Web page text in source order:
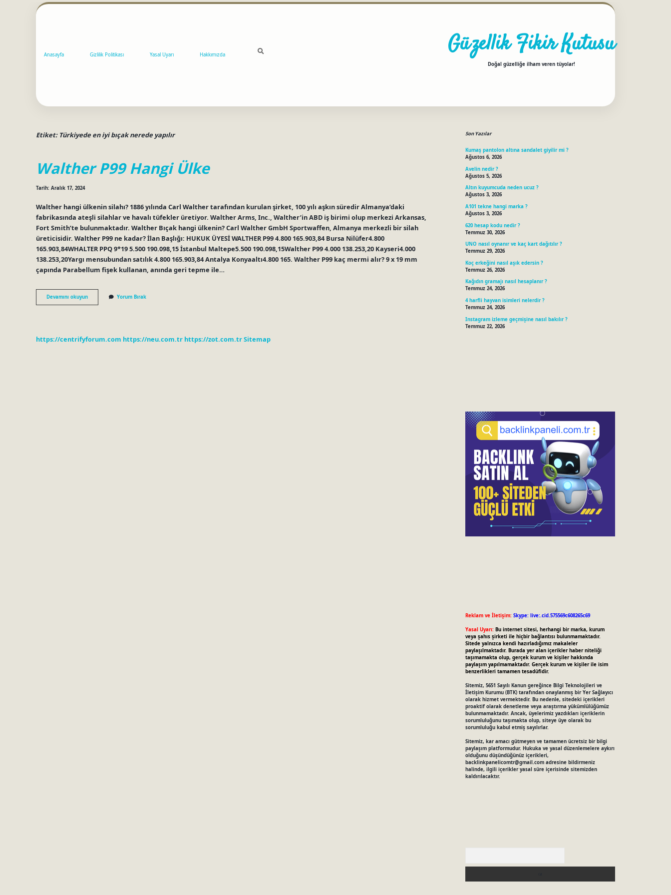
Anasayfa Gizlilik Politikası Yasal Uyarı Hakkımızda Güzellik Fikir Kutusu
Doğal güzelliğe ilham veren tüyolar!
Etiket: Türkiyede en iyi bıçak nerede yapılır
Walther P99 Hangi Ülke
Tarih: Aralık 17, 2024
Walther hangi ülkenin silahı? 1886 yılında Carl Walther tarafından kurulan şirket, 100 yılı aşkın süredir Almanya’daki
fabrikasında ateşli silahlar ve havalı tüfekler üretiyor. Walther Arms, Inc., Walther’in ABD iş birimi olup merkezi Arkansas,
Fort Smith’te bulunmaktadır. Walther Bıçak hangi ülkenin? Carl Walther GmbH Sportwaffen, Almanya merkezli bir silah
üreticisidir. Walther P99 ne kadar? İlan Başlığı: HUKUK ÜYESİ WALTHER P99 4.800 165.903,84 Bursa Nilüfer4.800
165.903,84WHALTER PPQ 9*19 5.500 190.098,15 İstanbul Maltepe5.500 190.098,15Walther P99 4.000 138.253,20 Kayseri4.000
138.253,20Yargı mensubundan satılık 4.800 165.903,84 Antalya Konyaaltı4.800 165. Walther P99 kaç mermi alır? 9 x 19 mm
çapında Parabellum fişek kullanan, anında geri tepme ile…
Devamını okuyunWalther
P99
Yorum Bırak
https://centrifyforum.com https://neu.com.tr https://zot.com.trSitemap
Son Yazılar
Kumaş pantolon altına sandalet giyilir mi ?
Ağustos 6, 2026
Avelin nedir ?
Ağustos 5, 2026
Altın kuyumcuda neden ucuz ?
Ağustos 3, 2026
A101 tekne hangi marka ?
Ağustos 3, 2026
620 hesap kodu nedir ?
Temmuz 30, 2026
UNO nasıl oynanır ve kaç kart dağıtılır ?
Temmuz 29, 2026
Koç erkeğini nasıl aşık edersin ?
Temmuz 26, 2026
Kağıdın gramajı nasıl hesaplanır ?
Temmuz 24, 2026
4 harfli hayvan isimleri nelerdir ?
Temmuz 24, 2026
Instagram izleme geçmişine nasıl bakılır ?
Temmuz 22, 2026
Reklam ve İletişim: Skype: live:.cid.575569c608265c69
Yasal Uyarı: Bu internet sitesi, herhangi bir marka, kurum
veya şahıs şirketi ile hiçbir bağlantısı bulunmamaktadır.
Sitede yalnızca kendi hazırladığımız makaleler
paylaşılmaktadır. Burada yer alan içerikler haber niteliği
taşımamakta olup, gerçek kurum ve kişiler hakkında
paylaşım yapılmamaktadır. Gerçek kurum ve kişiler ile isim
benzerlikleri tamamen tesadüfidir.
Sitemiz, 5651 Sayılı Kanun gereğince Bilgi Teknolojileri ve
İletişim Kurumu (BTK) tarafından onaylanmış bir Yer Sağlayıcı
olarak hizmet vermektedir. Bu nedenle, sitedeki içerikleri
proaktif olarak denetleme veya araştırma yükümlülüğümüz
bulunmamaktadır. Ancak, üyelerimiz yazdıkları içeriklerin
sorumluluğunu taşımakta olup, siteye üye olarak bu
sorumluluğu kabul etmiş sayılırlar.
Sitemiz, kar amacı gütmeyen ve tamamen ücretsiz bir bilgi
paylaşım platformudur. Hukuka ve yasal düzenlemelere aykırı
olduğunu düşündüğünüz içerikleri,
backlinkpanelicomtr@gmail.comadresine bildirmeniz
halinde, ilgili içerikler yasal süre içerisinde sitemizden
kaldırılacaktır.